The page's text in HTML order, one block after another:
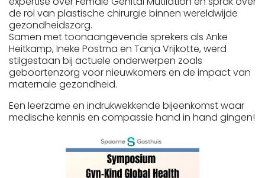
de rol van plastische chirurgie binnen wereldwijde
gezondheidszorg.
Samen met toonaangevende sprekers als Anke
Heitkamp, Ineke Postma en Tanja Vrijkotte, werd
stilgestaan bij actuele onderwerpen zoals
geboortenzorg voor nieuwkomers en de impact van
maternale gezondheid.
Een leerzame en indrukwekkende bijeenkomst waar
medische kennis en compassie hand in hand gingen!